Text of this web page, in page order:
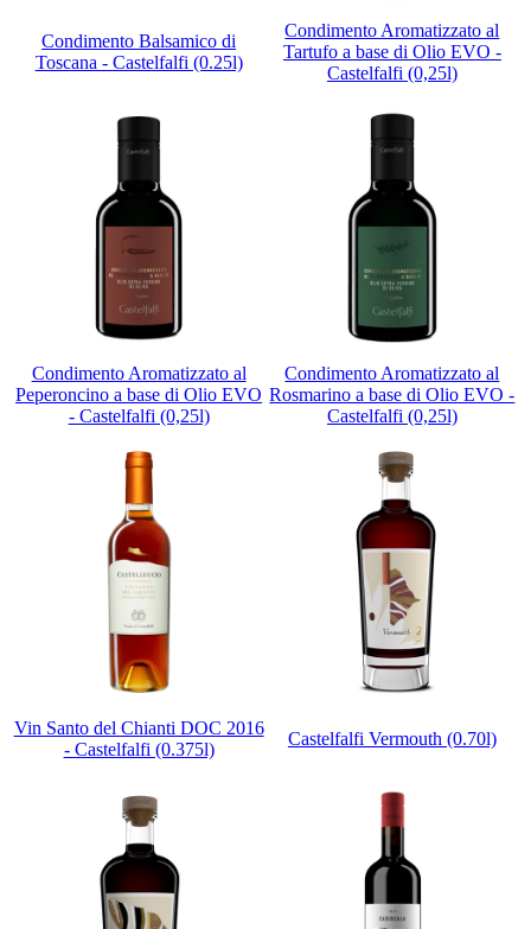
Condimento Balsamico di
Toscana - Castelfalfi (0.25l)
Condimento Aromatizzato al
Tartufo a base di Olio EVO -
Castelfalfi (0,25l)
Condimento Aromatizzato al
Peperoncino a base di Olio EVO
- Castelfalfi (0,25l)
Condimento Aromatizzato al
Rosmarino a base di Olio EVO -
Castelfalfi (0,25l)
Vin Santo del Chianti DOC 2016
- Castelfalfi (0.375l)
Castelfalfi Vermouth (0.70l)